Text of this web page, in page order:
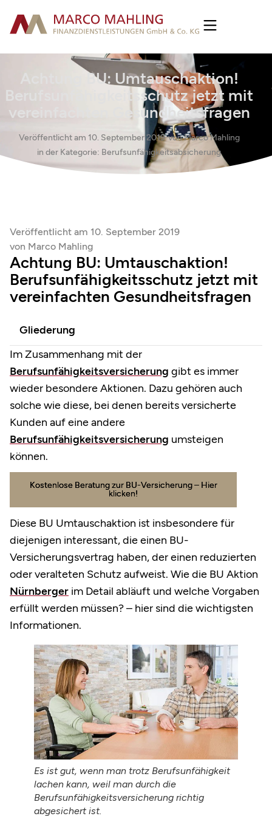
Achtung BU: Umtauschaktion!
Berufsunfähigkeitsschutz jetzt mit
vereinfachten Gesundheitsfragen
Veröffentlicht am 10. September 2019 vonMarco Mahling
in der Kategorie: Berufsunfähigkeitsabsicherung
Veröffentlicht am 10. September 2019
von Marco Mahling
Achtung BU: Umtauschaktion!
Berufsunfähigkeitsschutz jetzt mit
vereinfachten Gesundheitsfragen
Gliederung
Im Zusammenhang mit der
Berufsunfähigkeitsversicherung gibt es immer
wieder besondere Aktionen. Dazu gehören auch
solche wie diese, bei denen bereits versicherte
Kunden auf eine andere
Berufsunfähigkeitsversicherung umsteigen
können.
Kostenlose Beratung zur BU-Versicherung – Hier
klicken!
Diese BU Umtauschaktion ist insbesondere für
diejenigen interessant, die einen BU-
Versicherungsvertrag haben, der einen reduzierten
oder veralteten Schutz aufweist. Wie die BU Aktion
Nürnberger im Detail abläuft und welche Vorgaben
erfüllt werden müssen? – hier sind die wichtigsten
Informationen.
Es ist gut, wenn man trotz Berufsunfähigkeit
lachen kann, weil man durch die
Berufsunfähigkeitsversicherung richtig
abgesichert ist.